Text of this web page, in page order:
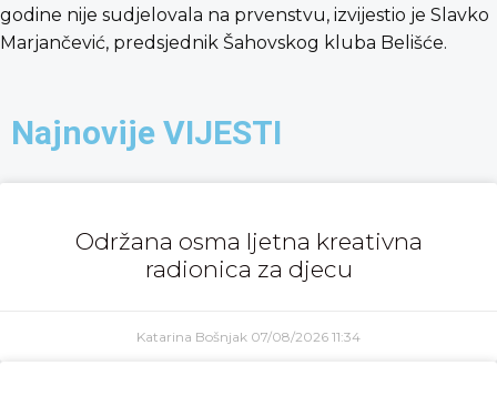
godine nije sudjelovala na prvenstvu, izvijestio je Slavko
Marjančević, predsjednik Šahovskog kluba Belišće.
Najnovije VIJESTI
Održana osma ljetna kreativna
radionica za djecu
Katarina Bošnjak 07/08/2026 11:34